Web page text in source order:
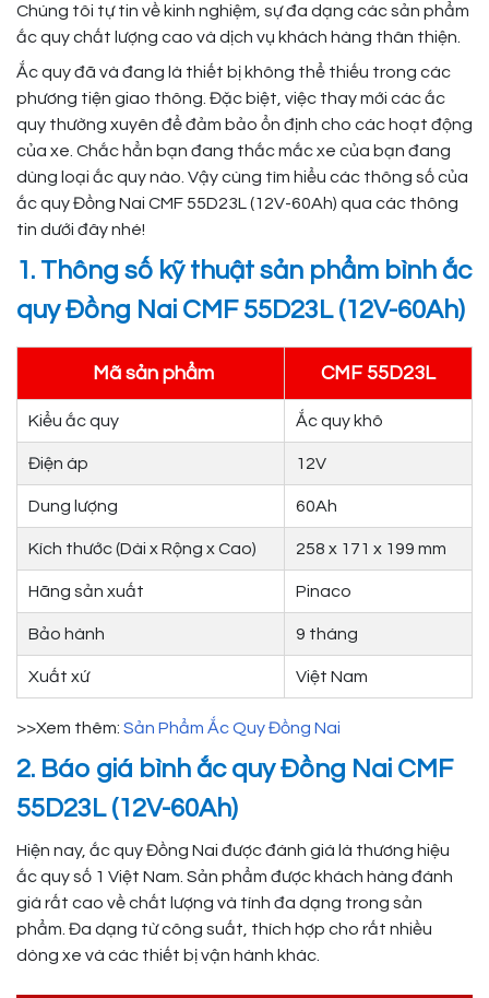
Chúng tôi tự tin về kinh nghiệm, sự đa dạng các sản phẩm
ắc quy chất lượng cao và dịch vụ khách hàng thân thiện.
Ắc quy đã và đang là thiết bị không thể thiếu trong các
phương tiện giao thông. Đặc biệt, việc thay mới các ắc
quy thường xuyên để đảm bảo ổn định cho các hoạt động
của xe. Chắc hẳn bạn đang thắc mắc xe của bạn đang
dùng loại ắc quy nào. Vậy cùng tìm hiểu các thông số của
ắc quy Đồng Nai CMF 55D23L (12V-60Ah) qua các thông
tin dưới đây nhé!
1. Thông số kỹ thuật sản phẩm bình ắc
quy Đồng Nai CMF 55D23L (12V-60Ah)
Mã sản phẩm CMF 55D23L
Kiểu ắc quy Ắc quy khô
Điện áp 12V
Dung lượng 60Ah
Kích thước (Dài x Rộng x Cao) 258 x 171 x 199 mm
Hãng sản xuất Pinaco
Bảo hành 9 tháng
Xuất xứ Việt Nam
>>Xem thêm: Sản Phẩm Ắc Quy Đồng Nai
2. Báo giá bình ắc quy Đồng Nai CMF
55D23L (12V-60Ah)
Hiện nay, ắc quy Đồng Nai được đánh giá là thương hiệu
ắc quy số 1 Việt Nam. Sản phẩm được khách hàng đánh
giá rất cao về chất lượng và tính đa dạng trong sản
phẩm. Đa dạng từ công suất, thích hợp cho rất nhiều
dòng xe và các thiết bị vận hành khác.